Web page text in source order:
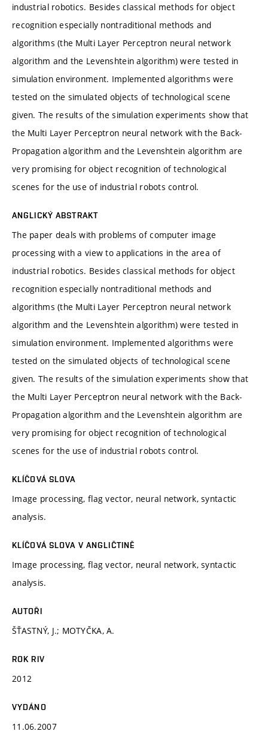
industrial robotics. Besides classical methods for object
recognition especially nontraditional methods and
algorithms (the Multi Layer Perceptron neural network
algorithm and the Levenshtein algorithm) were tested in
simulation environment. Implemented algorithms were
tested on the simulated objects of technological scene
given. The results of the simulation experiments show that
the Multi Layer Perceptron neural network with the Back-
Propagation algorithm and the Levenshtein algorithm are
very promising for object recognition of technological
scenes for the use of industrial robots control.
ANGLICKÝ ABSTRAKT
The paper deals with problems of computer image
processing with a view to applications in the area of
industrial robotics. Besides classical methods for object
recognition especially nontraditional methods and
algorithms (the Multi Layer Perceptron neural network
algorithm and the Levenshtein algorithm) were tested in
simulation environment. Implemented algorithms were
tested on the simulated objects of technological scene
given. The results of the simulation experiments show that
the Multi Layer Perceptron neural network with the Back-
Propagation algorithm and the Levenshtein algorithm are
very promising for object recognition of technological
scenes for the use of industrial robots control.
KLÍČOVÁ SLOVA
Image processing, flag vector, neural network, syntactic
analysis.
KLÍČOVÁ SLOVA V ANGLIČTINĚ
Image processing, flag vector, neural network, syntactic
analysis.
AUTOŘI
ŠŤASTNÝ, J.; MOTYČKA, A.
ROK RIV
2012
VYDÁNO
11.06.2007